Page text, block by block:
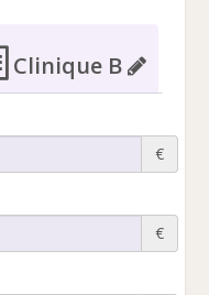
Clinique B
€
€